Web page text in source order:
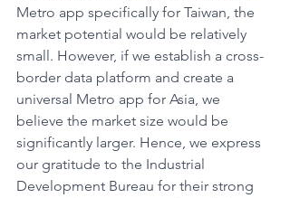
Metro app specifically for Taiwan, the
market potential would be relatively
small. However, if we establish a cross-
border data platform and create a
universal Metro app for Asia, we
believe the market size would be
significantly larger. Hence, we express
our gratitude to the Industrial
Development Bureau for their strong